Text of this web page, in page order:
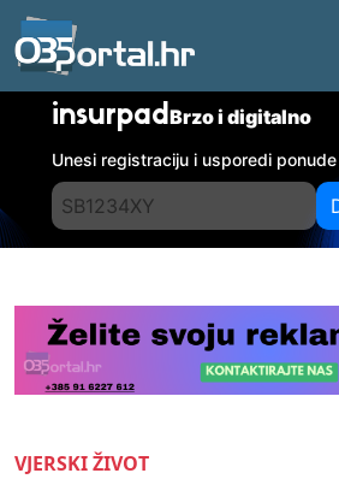
insurpadBrzo i digitalno
Unesi registraciju i usporedi
VJERSKI ŽIVOT